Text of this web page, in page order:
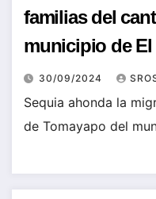
familias del
municipio de El
30/09/2024
Sequia ahonda la
de Tomayapo del